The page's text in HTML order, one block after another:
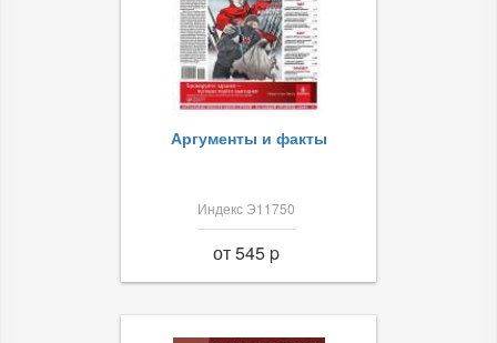
Аргументы и факты
Индекс Э11750
от 545 p